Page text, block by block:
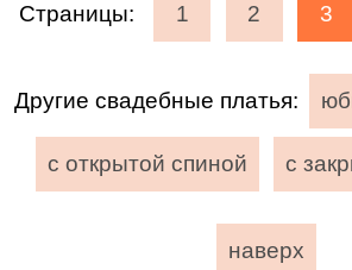
Страницы: 1 2 3
Другие свадебные платья:
с открытой спиной с
наверх